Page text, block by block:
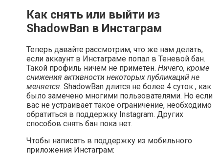
Как снять или выйти из
ShadowBan в Инстаграм
Теперь давайте рассмотрим, что же нам делать,
если аккаунт в Инстаграме попал в Теневой бан.
Такой профиль ничем не приметен. Ничего, кроме
снижения активности некоторых публикаций не
меняется. ShadowBan длится не более 4 суток , как
было замечено многими пользователями. Но если
вас не устраивает такое ограничение, необходимо
обратиться в поддержку Instagram. Других
способов снять бан пока нет.
Чтобы написать в поддержку из мобильного
приложения Инстаграм: